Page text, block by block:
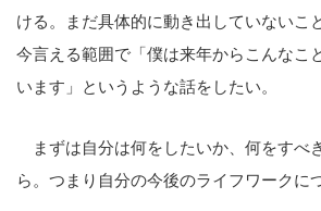
ペイン）の元日本編集長、
などを経て、現在、スタートアッ
注力中。
ける。まだ具体的に動き出していないこ
今言える範囲で「僕は来年からこんなこ
います」というような話をしたい。
まずは自分は何をしたいか、何をすべ
ら。つまり自分の今後のライフワークに